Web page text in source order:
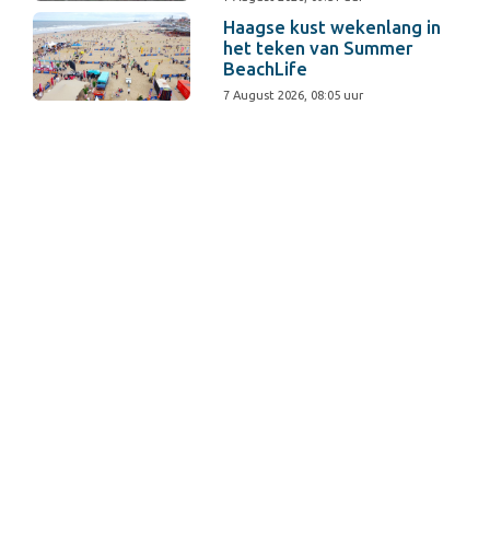
Haagse kust wekenlang in
het teken van Summer
BeachLife
7 August 2026, 08:05 uur